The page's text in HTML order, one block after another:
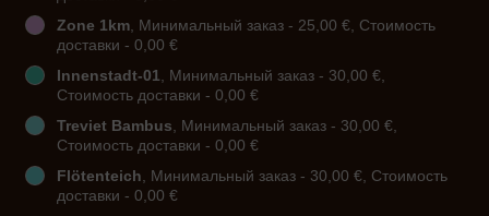
Zone 1km, Минимальный заказ - 25,00 €, Стоимость
доставки - 0,00 €
Innenstadt-01, Минимальный заказ - 30,00 €,
Стоимость доставки - 0,00 €
Treviet Bambus, Минимальный заказ - 30,00 €,
Стоимость доставки - 0,00 €
Flötenteich, Минимальный заказ - 30,00 €, Стоимость
доставки - 0,00 €